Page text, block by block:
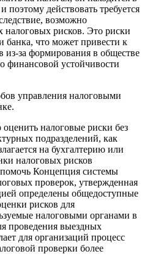
поэтому действовать требуется
возможно
налоговых рисков. Это риски
банка, что может привести к
­за формирования в обществе
финансовой устойчивости
управления налоговыми
налоговые риски без
подразделений, как
на бухгалтерию или
налоговых рисков
Концепция системы
проверок, утвержденная
определены общедоступные
рисков для
налоговыми органами в
проведения выездных
для организаций процесс
проверки более